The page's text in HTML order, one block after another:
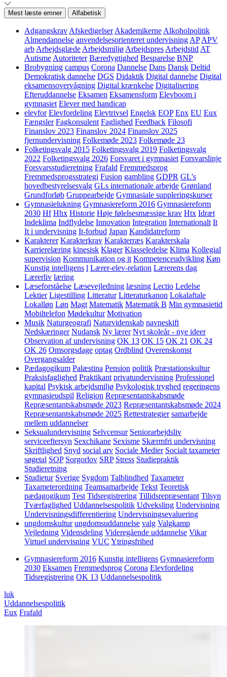
Mest læste emner Alfabetisk
Adgangskrav Afskedigelser Akademikerne Alkoholpolitik
Almendannelse anvendelsesorienteret undervisning AP APV
arb Arbejdsglæde Arbejdsmiljø Arbejdspres Arbejdstid AT
Autisme Autoriteter Bæredygtighed Besparelse BNP
Brobygning campus Corona Dannelse Dans Dansk Deltid
Demokratisk dannelse DGS Didaktik Digital dannelse Digital
eksamensovervågning Digital krænkelse Digitalisering
Efteruddannelse Eksamen Eksamensform Elevboom i
gymnasiet Elever med handicap
elevfor Elevfordeling Elevtrivsel Engelsk EOP Epx EU Eux
Fængsler Fagkonsulent Faglighed Feedback Filosofi
Finanslov 2023 Finanslov 2024 Finanslov 2025
fjernundervisning Folkemøde 2023 Folkemøde 23
Folketingsvalg 2015 Folketingsvalg 2019 Folketingsvalg
2022 Folketingsvalg 2026 Forsvaret i gymnasiet Forsvarslinje
Forsvarsstudieretning Frafald Fremmedsprog
Fremmedsprogsstrategi Fusion gambling GDPR GL's
hovedbestyrelsesvalg GLs internationale arbejde Grønland
Grundforløb Gruppearbejde Gymnasiale suppleringskurser
Gymnasielukning Gymnasiereform 2016 Gymnasiereform
2030 Hf Hhx Historie Høje følelsesmæssige krav Htx Idræt
Indeklima Indflydelse Innovation Integration Internationalt It
It i undervisning It-forbud Japan Kandidatreform
Karakterer Karakterkrav Karakterræs Karakterskala
Karrierelæring kinesisk Klager Klasseledelse Klima Kollegial
supervision Kommunikation og it Kompetenceudvikling Køn
Kunstig intelligens l Lærer-elev-relation Lærerens dag
Lærerliv læring
Læseforståelse Læsevejledning læsning Lectio Ledelse
Lektier Ligestilling Litteratur Litteraturkanon Lokalaftale
Lokalløn Løn Magt Matematik Matematik B Min gymnasietid
Mobiltelefon Mødekultur Motivation
Musik Naturgeografi Naturvidenskab navneskift
Nedskæringer Nudansk Ny lærer Nyt skoleår - nye ideer
Observation af undervisning OK 13 OK 15 OK 21 OK 24
OK 26 Omsorgsdage optag Ordblind Overenskomst
Overgangsalder
Pædagogikum Palæstina Pension politik Præstationskultur
Praksisfaglighed Praktikant privatundervisning Professionel
kapital Psykisk arbejdsmiljø Psykologisk tryghed regeringens
gymnasieudspil Religion Repræsentantskabsmøde
Repræsentantskabsmøde 2023 Repræsentantskabsmøde 2024
Repræsentantskabsmøde 2025 Rettestrategier samarbejde
mellem uddannelser
Seksualundervisning Selvcensur Seniorarbejdsliv
serviceeftersyn Sexchikane Sexisme Skærmfri undervisning
Skriftlighed Snyd social arv Sociale Medier Socialt taxameter
søgetal SOP Sorgorlov SRP Stress Studiepraktik
Studieretning
Studietur Sverige Sygdom Talblindhed Taxameter
Taxameterordning Teamsamarbejde Tekst Teoretisk
pædagogikum Test Tidsregistrering Tillidsrepræsentant Tilsyn
Tværfaglighed Uddannelsespolitik Udveksling Undervisning
Undervisningsdifferentiering Undervisningsevaluering
ungdomskultur ungdomsuddannelse valg Valgkamp
Vejledning Vidensdeling Videregående uddannelse Vikar
Virtuel undervisning VUC Ytringsfrihed
Gymnasiereform 2016 Kunstig intelligens Gymnasiereform
2030 Eksamen Fremmedsprog Corona Elevfordeling
Tidsregistrering OK 13 Uddannelsespolitik
luk
Uddannelsespolitik
Eux Frafald